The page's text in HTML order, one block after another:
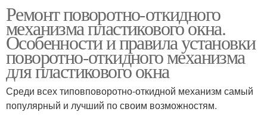
Ремонт поворотно-откидного
механизма пластикового окна.
Особенности и правила установки
поворотно-откидного механизма
для пластикового окна
Среди всех типовповоротно-откидной механизм самый
популярный и лучший по своим возможностям.